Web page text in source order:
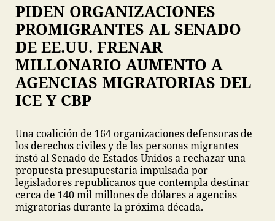
PIDEN ORGANIZACIONES
PROMIGRANTES AL SENADO
DE EE.UU. FRENAR
MILLONARIO AUMENTO A
AGENCIAS MIGRATORIAS DEL
ICE Y CBP
Una coalición de 164 organizaciones defensoras de
los derechos civiles y de las personas migrantes
instó al Senado de Estados Unidos a rechazar una
propuesta presupuestaria impulsada por
legisladores republicanos que contempla destinar
cerca de 140 mil millones de dólares a agencias
migratorias durante la próxima década.